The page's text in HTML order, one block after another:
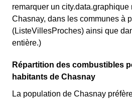
remarquer un city.data.graphique
Chasnay, dans les communes à
(ListeVillesProches) ainsi que
entière.)
Répartition des combustibles
habitants de Chasnay
La population de Chasnay